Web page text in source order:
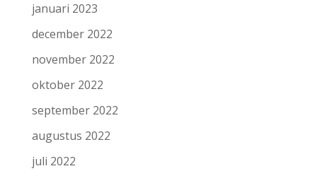
januari 2023
december 2022
november 2022
oktober 2022
september 2022
augustus 2022
juli 2022